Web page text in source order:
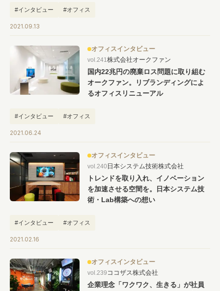
#インタビュー #オフィス
2021.09.13
オフィスインタビュー
vol.241 株式会社オークファン
国内22兆円の廃棄ロス問題に取り組む
オークファン。リブランディングによ
るオフィスリニューアル
#インタビュー #オフィス
2021.06.24
オフィスインタビュー
vol.240 日本システム技術株式会社
トレンドを取り入れ、イノベーション
を加速させる空間を。日本システム技
術・Lab構築への想い
#インタビュー #オフィス
2021.02.16
オフィスインタビュー
vol.239 ココザス株式会社
企業理念「ワクワク、生きる」が社員